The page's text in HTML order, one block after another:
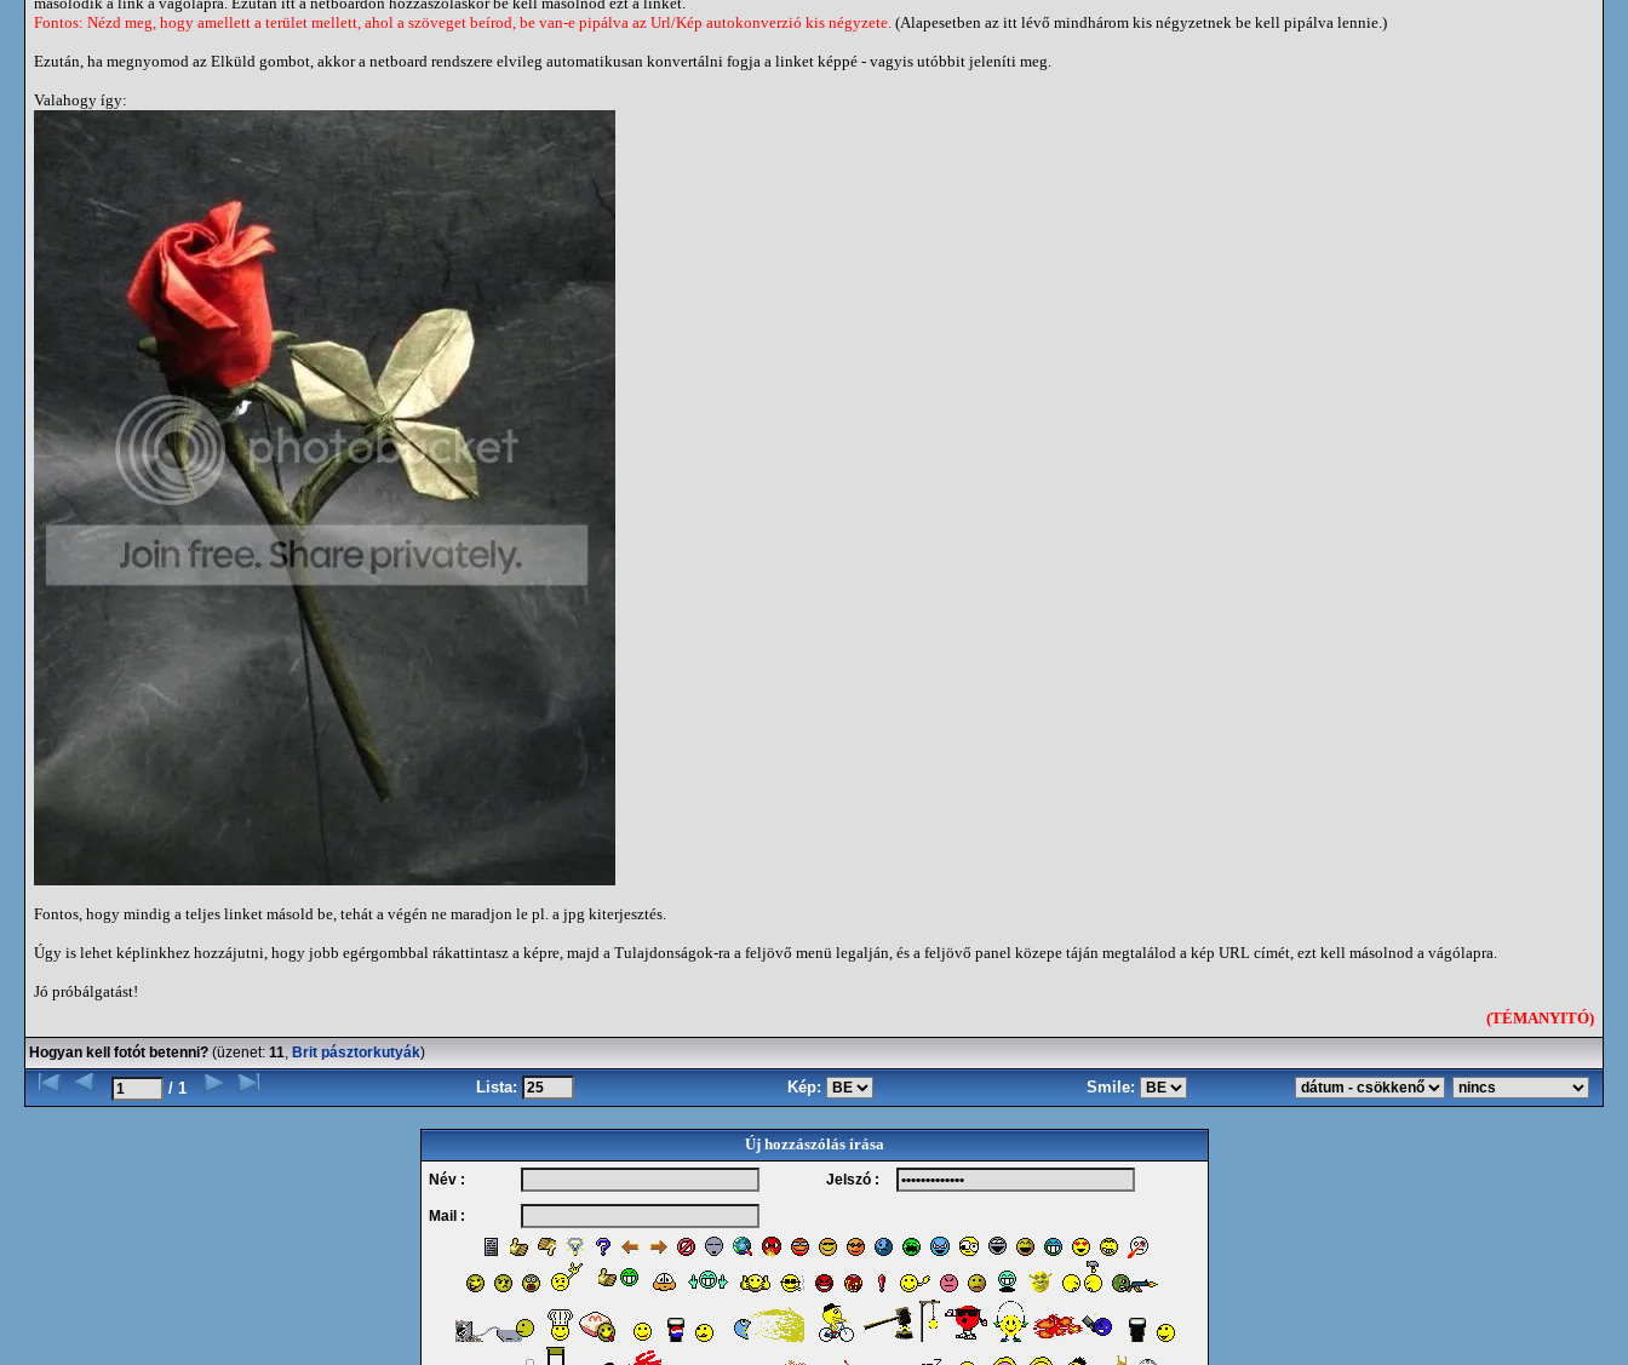
Fontos: Nézd meg, hogy amellett a terület mellett, ahol a szöveget beírod, be van-e pipálva az Url/Kép autokonverzió kis négyzete. (Alapesetben az itt lévő mindhárom kis négyzetnek be kell pipálva lennie.)
Ezután, ha megnyomod az Elküld gombot, akkor a netboard rendszere elvileg automatikusan konvertálni fogja a linket képpé - vagyis utóbbit jeleníti meg.
Valahogy így:
Fontos, hogy mindig a teljes linket másold be, tehát a végén ne maradjon le pl. a jpg kiterjesztés.
Úgy is lehet képlinkhez hozzájutni, hogy jobb egérgombbal rákattintasz a képre, majd a Tulajdonságok-ra a feljövő menü legalján, és a feljövő panel közepe táján megtalálod a kép URL címét, ezt kell másolnod a vágólapra.
Jó próbálgatást!
(TÉMANYITÓ)
Hogyan kell fotót betenni? (üzenet: 11, Brit pásztorkutyák)
/ 1 Lista: Kép: Smile:
Új hozzászólás írása
Név : Jelszó :
Mail :